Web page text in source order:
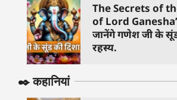
The Secrets of
of Lord
जानेंगे गणेश जी के
रहस्य.
✒️ कहानियां